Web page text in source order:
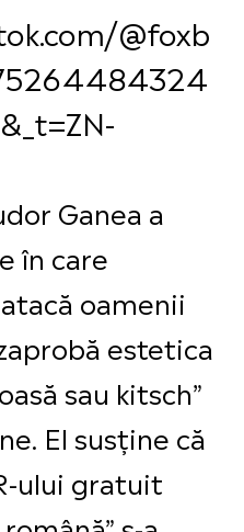
@foxb
Ganea a
în care
oamenii
estetica
sau kitsch”
El susține că
ului gratuit